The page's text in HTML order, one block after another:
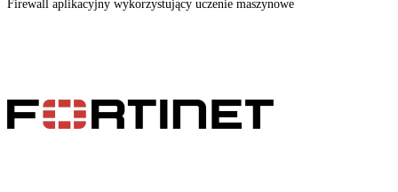
Firewall aplikacyjny wykorzystujący uczenie maszynowe